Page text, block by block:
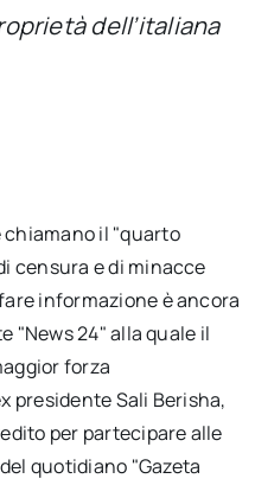
dell’italiana
chiamano il "quarto
censura e di minacce
informazione è ancora
"News 24" alla quale il
forza
presidente Sali Berisha,
per partecipare alle
quotidiano "Gazeta